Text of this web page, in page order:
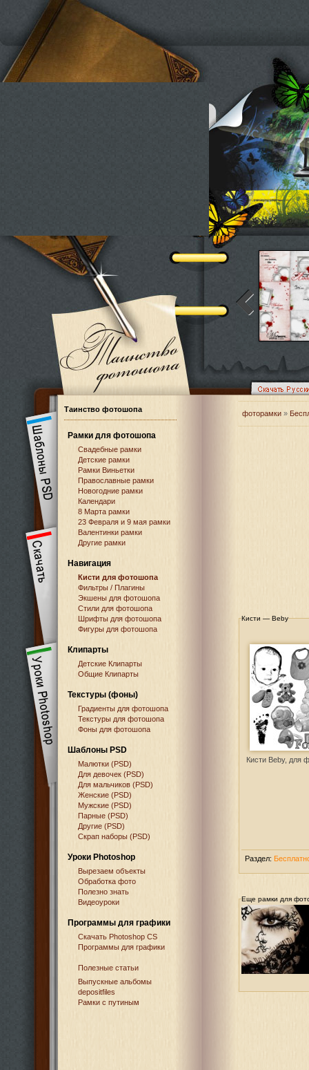
Таинство фотошопа
Рамки для фотошопа
Свадебные рамки
Детские рамки
Рамки Виньетки
Православные рамки
Новогодние рамки
Календари
8 Марта рамки
23 Февраля и 9 мая рамки
Валентинки рамки
Другие рамки
Навигация
Кисти для фотошопа
Фильтры / Плагины
Экшены для фотошопа
Стили для фотошопа
Шрифты для фотошопа
Фигуры для фотошопа
Клипарты
Детские Клипарты
Общие Клипарты
Текстуры (фоны)
Градиенты для фотошопа
Текстуры для фотошопа
Фоны для фотошопа
Шаблоны PSD
Малютки (PSD)
Для девочек (PSD)
Для мальчиков (PSD)
Женские (PSD)
Мужские (PSD)
Парные (PSD)
Другие (PSD)
Скрап наборы (PSD)
Уроки Photoshop
Вырезаем объекты
Обработка фото
Полезно знать
Видеоуроки
Программы для графики
Cкачать Photoshop CS
Программы для графики
Полезные статьи
Выпускные альбомы
depositfiles
Рамки с путиным
фоторамки »
Кисти — Beby
Кисти Beby, для
Раздел:
Еще рамки для